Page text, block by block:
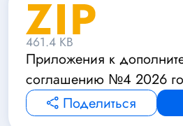
461.4 KB
Приложения к дополнительному
соглашению №4 2026
Поделиться